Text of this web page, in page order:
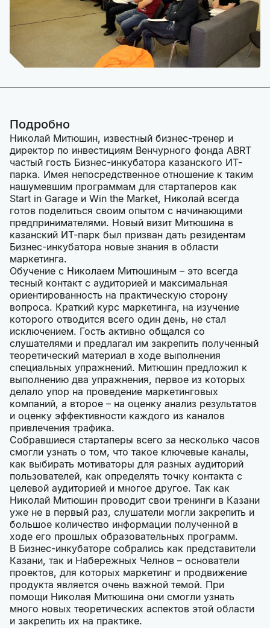
Подробно
Николай Митюшин, известный бизнес-тренер и
директор по инвестициям Венчурного фонда ABRT
частый гость Бизнес-инкубатора казанского ИТ-
парка. Имея непосредственное отношение к таким
нашумевшим программам для стартаперов как
Start in Garage и Win the Market, Николай всегда
готов поделиться своим опытом с начинающими
предпринимателями. Новый визит Митюшина в
казанский ИТ-парк был призван дать резидентам
Бизнес-инкубатора новые знания в области
маркетинга.
Обучение с Николаем Митюшиным – это всегда
тесный контакт с аудиторией и максимальная
ориентированность на практическую сторону
вопроса. Краткий курс маркетинга, на изучение
которого отводится всего один день, не стал
исключением. Гость активно общался со
слушателями и предлагал им закрепить полученный
теоретический материал в ходе выполнения
специальных упражнений. Митюшин предложил к
выполнению два упражнения, первое из которых
делало упор на проведение маркетинговых
компаний, а второе – на оценку анализ результатов
и оценку эффективности каждого из каналов
привлечения трафика.
Собравшиеся стартаперы всего за несколько часов
смогли узнать о том, что такое ключевые каналы,
как выбирать мотиваторы для разных аудиторий
пользователей, как определять точку контакта с
целевой аудиторией и многое другое. Так как
Николай Митюшин проводит свои тренинги в Казани
уже не в первый раз, слушатели могли закрепить и
большое количество информации полученной в
ходе его прошлых образовательных программ.
В Бизнес-инкубаторе собрались как представители
Казани, так и Набережных Челнов – основатели
проектов, для которых маркетинг и продвижение
продукта является очень важной темой. При
помощи Николая Митюшина они смогли узнать
много новых теоретических аспектов этой области
и закрепить их на практике.